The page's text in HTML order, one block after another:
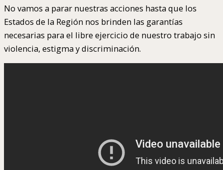
No vamos a parar nuestras acciones hasta que los
Estados de la Región nos brinden las garantías
necesarias para el libre ejercicio de nuestro trabajo sin
violencia, estigma y discriminación.